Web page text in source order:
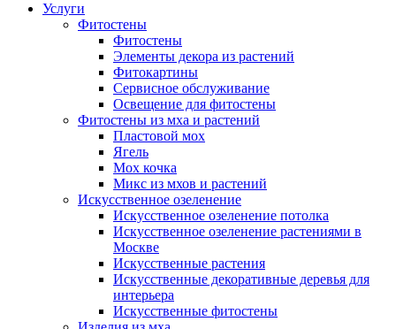
Услуги
Фитостены
Фитостены
Элементы декора из растений
Фитокартины
Сервисное обслуживание
Освещение для фитостены
Фитостены из мха и растений
Пластовой мох
Ягель
Мох кочка
Микс из мхов и растений
Искусственное озеленение
Искусственное озеленение потолка
Искусственное озеленение растениями в
Москве
Искусственные растения
Искусственные декоративные деревья для
интерьера
Искусственные фитостены